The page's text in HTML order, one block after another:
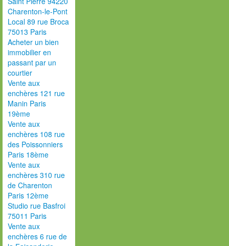
Charenton-le-Pont
Local 89 rue Broca
75013 Paris
Acheter un bien
immobilier en
passant par un
courtier
Vente aux
enchères 121 rue
Manin Paris
19ème
Vente aux
enchères 108 rue
des Poissonniers
Paris 18ème
Vente aux
enchères 310 rue
de Charenton
Paris 12ème
Studio rue Basfroi
75011 Paris
Vente aux
enchères 6 rue de